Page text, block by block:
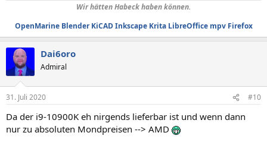
Wir hätten Habeck haben können.
OpenMarine Blender KiCAD Inkscape Krita LibreOffice mpv Firefox
Dai6oro
Admiral
31. Juli 2020 #10
Da der i9-10900K eh nirgends lieferbar ist und wenn dann
nur zu absoluten Mondpreisen --> AMD